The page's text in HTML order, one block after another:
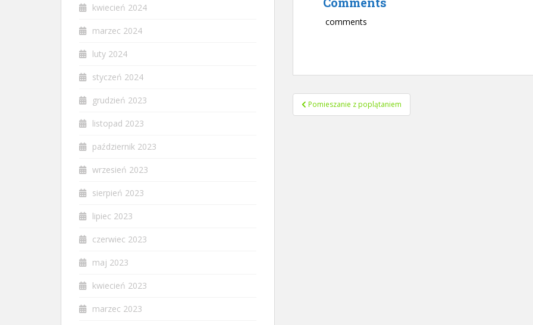
comments
Nawigacja
wpisu
Pomieszanie z poplątaniem
kwiecień 2024
marzec 2024
luty 2024
styczeń 2024
grudzień 2023
listopad 2023
październik 2023
wrzesień 2023
sierpień 2023
lipiec 2023
czerwiec 2023
maj 2023
kwiecień 2023
marzec 2023